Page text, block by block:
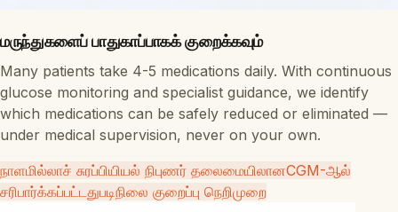
மருந்துகளைப் பாதுகாப்பாகக் குறைக்கவும்
Many patients take 4-5 medications daily. With continuous
glucose monitoring and specialist guidance, we identify
which medications can be safely reduced or eliminated —
under medical supervision, never on your own.
நாளமில்லாச் சுரப்பியியல் நிபுணர் தலைமையிலானCGM-ஆல்
சரிபார்க்கப்பட்டதுபடிநிலை குறைப்பு நெறிமுறை